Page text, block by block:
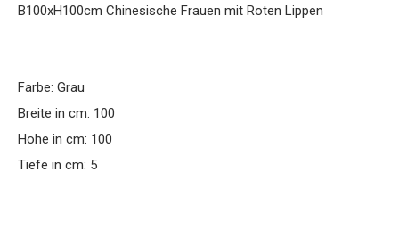
B100xH100cm Chinesische Frauen mit Roten Lippen
Farbe: Grau
Breite in cm: 100
Hohe in cm: 100
Tiefe in cm: 5